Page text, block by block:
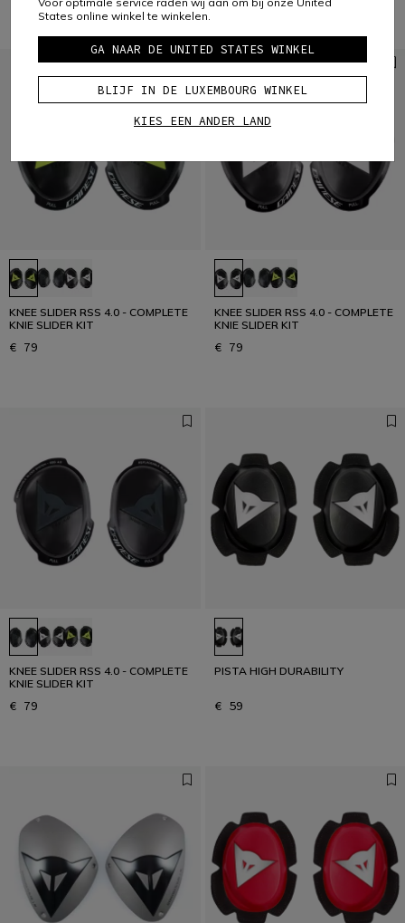
KNEE SLIDER RSS 4.0 - COMPLETE
KNIE SLIDER KIT
€ 79
KNEE SLIDER RSS 4.0 - COMPLETE
KNIE SLIDER KIT
€ 79
KNEE SLIDER RSS 4.0 - COMPLETE
KNIE SLIDER KIT
€ 79
PISTA HIGH DURABILITY
€ 59
States online winkel te winkelen.
GA NAAR DE UNITED STATES WINKEL
BLIJF IN DE LUXEMBOURG WINKEL
KIES EEN ANDER LAND